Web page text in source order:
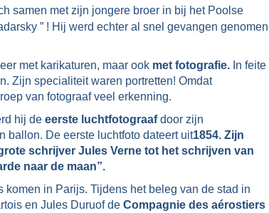
samen met zijn jongere broer in bij het Poolse
” ! Hij werd echter al snel gevangen genomen
met karikaturen, maar ook met fotografie. In feite
Zijn specialiteit waren portretten! Omdat
van fotograaf veel erkenning.
hij de eerste luchtfotograafdoor zijn
ballon. De eerste luchtfoto dateert uit1854. Zijn
schrijver Jules Verne tot het schrijven van
naar de maan”.
in Parijs. Tijdens het beleg van de stad in
en Jules Duruof de Compagnie des aérostiers